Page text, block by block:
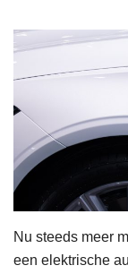
Nu steeds meer
een elektrische